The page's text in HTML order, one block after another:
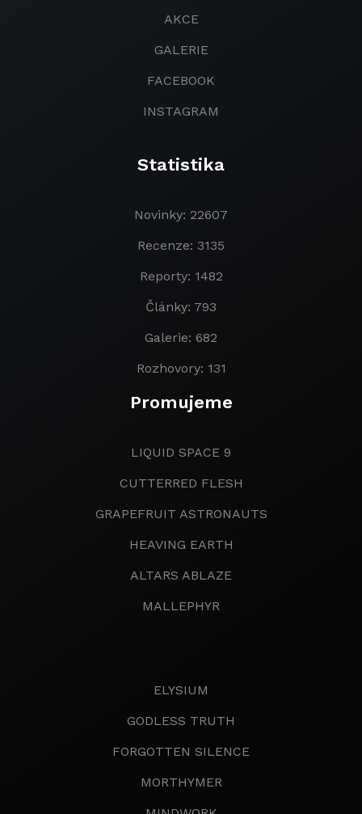
AKCE
GALERIE
FACEBOOK
INSTAGRAM
Statistika
Novinky: 22607
Recenze: 3135
Reporty: 1482
Články: 793
Galerie: 682
Rozhovory: 131
Promujeme
LIQUID SPACE 9
CUTTERRED FLESH
GRAPEFRUIT ASTRONAUTS
HEAVING EARTH
ALTARS ABLAZE
MALLEPHYR
ELYSIUM
GODLESS TRUTH
FORGOTTEN SILENCE
MORTHYMER